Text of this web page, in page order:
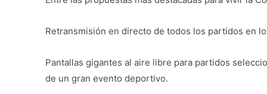
Retransmisión en directo de todos los partidos en
Pantallas gigantes al aire libre para partidos
de un gran evento deportivo.